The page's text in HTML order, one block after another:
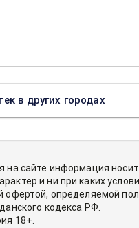
в других городах
на сайте информация носит
и ни при каких
офертой, определяемой
кодекса РФ.
18+.